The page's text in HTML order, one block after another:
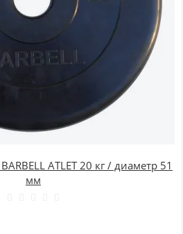
ATLET 20 кг / диаметр 51
мм